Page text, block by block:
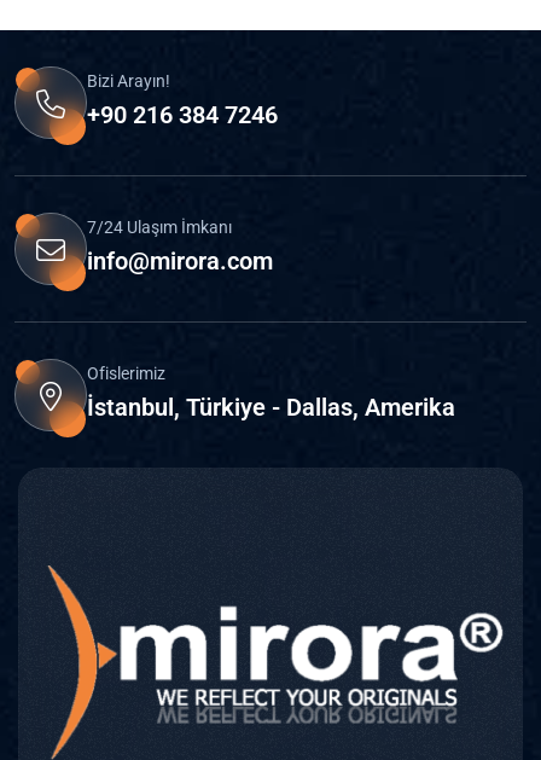
Bizi Arayın!
+90 216 384 7246
7/24 Ulaşım İmkanı
info@mirora.com
Ofislerimiz
İstanbul, Türkiye - Dallas, Amerika